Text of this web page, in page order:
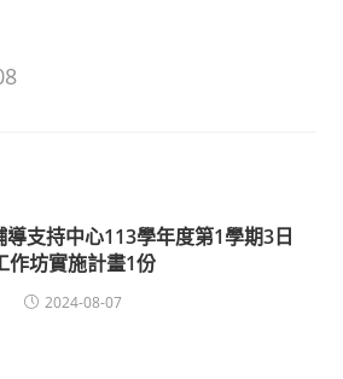
支持中心113學年度第1學期3日
作坊實施計畫1份
2024-08-07